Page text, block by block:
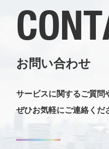
お問い合わせ
サービスに関するご質問
ぜひお気軽にご連絡くだ